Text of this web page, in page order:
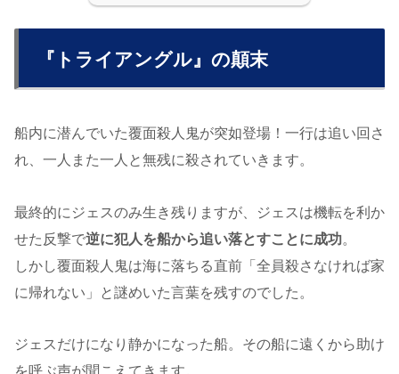
『トライアングル』の顛末
船内に潜んでいた覆面殺人鬼が突如登場！一行は追い回さ
れ、一人また一人と無残に殺されていきます。
最終的にジェスのみ生き残りますが、ジェスは機転を利か
せた反撃で逆に犯人を船から追い落とすことに成功。
しかし覆面殺人鬼は海に落ちる直前「全員殺さなければ家
に帰れない」と謎めいた言葉を残すのでした。
ジェスだけになり静かになった船。その船に遠くから助け